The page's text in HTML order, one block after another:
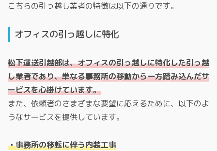
こちらの引っ越し業者の特徴は以下の通りです。
オフィスの引っ越しに特化
松下運送引越部は、オフィスの引っ越しに特化した引っ越
し業者であり、単なる事務所の移動から一方踏み込んだサ
ービスを心掛けています。
また、依頼者のさまざまな要望に応えるために、以下のよ
うなサービスを提供しています。
・事務所の移転に伴う内装工事